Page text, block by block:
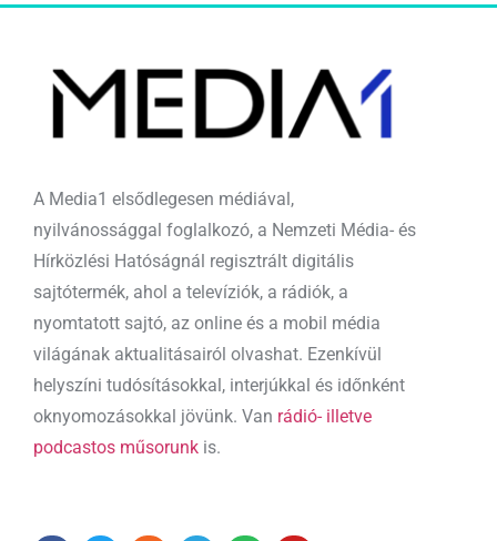
A Media1 elsődlegesen médiával,
nyilvánossággal foglalkozó, a Nemzeti Média- és
Hírközlési Hatóságnál regisztrált digitális
sajtótermék, ahol a televíziók, a rádiók, a
nyomtatott sajtó, az online és a mobil média
világának aktualitásairól olvashat. Ezenkívül
helyszíni tudósításokkal, interjúkkal és időnként
oknyomozásokkal jövünk. Van rádió- illetve
podcastos műsorunk is.